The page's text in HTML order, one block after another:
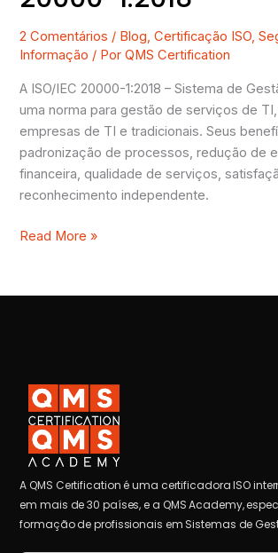
2 Comentários / Blog,Certificação ISO,
Informação / PorQMS Certification
A ISO/IEC 20000-1:2018 – Sistema de
uma norma para gestão de serviços de
empresas de TI e tradicionais. Seus
padronização de processos, redução de
financeira, qualidade de serviços,
reconhecimento independente.
Read More »
A QMS Certification é uma certificadora ISO
em mais de 30 países, e a QMS Academy,
formação de profissionais em Sistemas de